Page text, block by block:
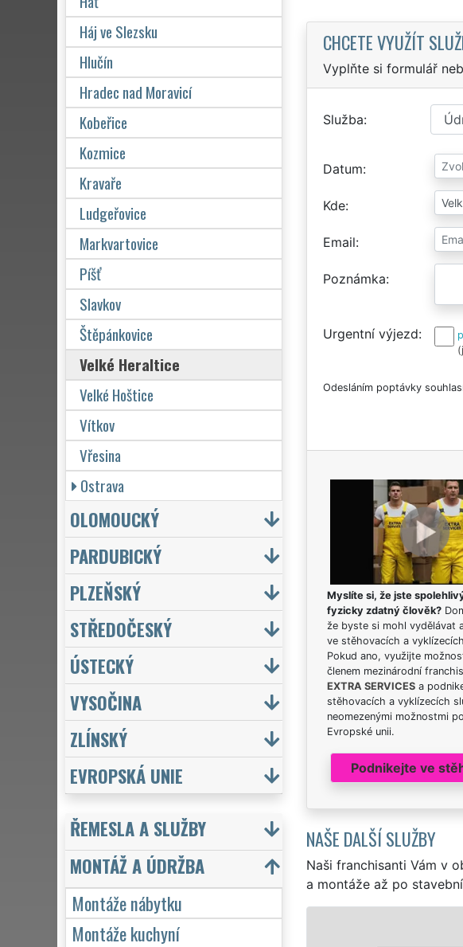
CHCETE VYUŽÍT
Vyplňte si formulář
Služba
Datum
Kde
Email
Poznámka
Urgentní výjezd
Odesláním poptávky
Myslíte si, že jste
fyzicky zdatný člověk?
že byste si mohl vydělávat
ve stěhovacích a
Pokud ano, využijte
členem mezinárodní
EXTRA SERVICESa
stěhovacích a vyklízecích
neomezenými možnostmi
Evropské unii.
Podnikejte ve
NAŠE DALŠÍ SLUŽBY
Naši franchisanti Vám v
a montáže až po
Háj ve Slezsku
Hlučín
Hradec nad Moravicí
Kobeřice
Kozmice
Kravaře
Ludgeřovice
Markvartovice
Píšť
Slavkov
Štěpánkovice
Velké Heraltice
Velké Hoštice
Vítkov
Vřesina
Ostrava
OLOMOUCKÝ
PARDUBICKÝ
PLZEŇSKÝ
STŘEDOČESKÝ
ÚSTECKÝ
VYSOČINA
ZLÍNSKÝ
EVROPSKÁ UNIE
ŘEMESLA A SLUŽBY
MONTÁŽ A ÚDRŽBA
Montáže nábytku
Montáže kuchyní